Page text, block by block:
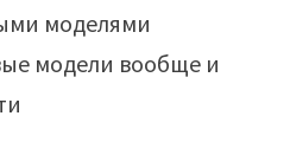
моделями
модели вообще и